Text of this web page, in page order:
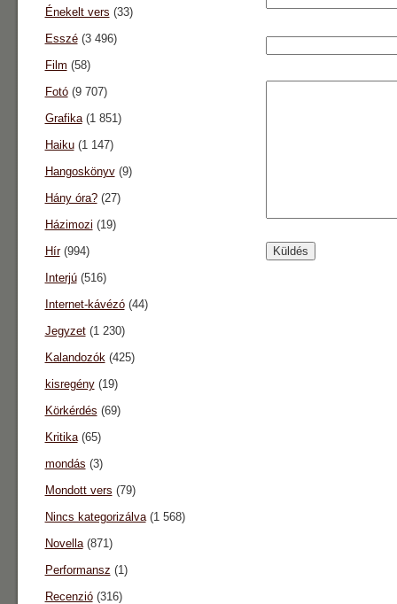
Énekelt vers (33)
Esszé(3 496)
Film (58)
Fotó(9 707)
Grafika(1 851)
Haiku(1 147)
Hangoskönyv(9)
Hány óra?(27)
Házimozi (19)
Hír(994)
Interjú(516)
Internet-kávézó(44)
Jegyzet(1 230)
Kalandozók(425)
kisregény(19)
Körkérdés (69)
Kritika(65)
mondás (3)
Mondott vers (79)
Nincs kategorizálva(1 568)
Novella(871)
Performansz (1)
Recenzió(316)